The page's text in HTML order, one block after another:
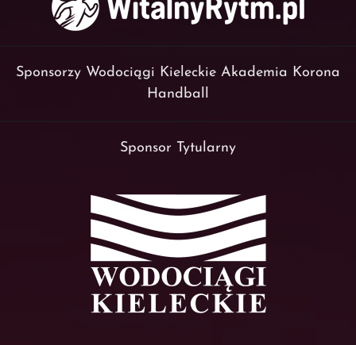
Sponsorzy Wodociągi Kieleckie Akademia Korona
Handball
Sponsor Tytularny